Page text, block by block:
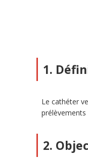
1.
Le cathéter
prélèvements
2.